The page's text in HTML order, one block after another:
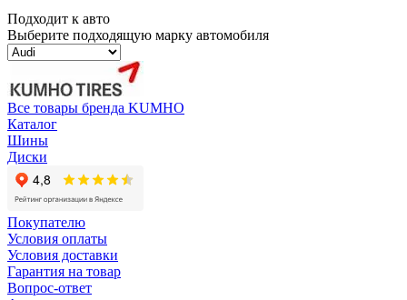
Подходит к авто
Выберите подходящую марку автомобиля
Все товары бренда KUMHO
Каталог
Шины
Диски
Покупателю
Условия оплаты
Условия доставки
Гарантия на товар
Вопрос-ответ